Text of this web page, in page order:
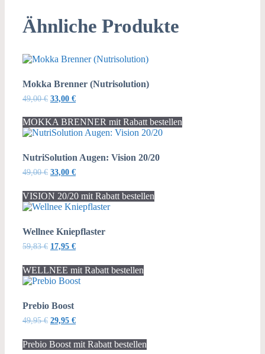
Ähnliche Produkte
Mokka Brenner (Nutrisolution)
49,00€ Ursprünglicher
war:
49,00 €
33,00 €Aktueller
ist:
33,00 €.
MOKKA BRENNER mit Rabatt bestellen
NutriSolution Augen: Vision 20/20
49,00€ Ursprünglicher
war:
49,00 €
33,00 €Aktueller
ist:
33,00 €.
VISION 20/20 mit Rabatt bestellen
Wellnee Kniepflaster
59,83€ Ursprünglicher
war:
59,83 €
17,95 €Aktueller
ist:
17,95 €.
WELLNEE mit Rabatt bestellen
Prebio Boost
49,95€ Ursprünglicher
war:
49,95 €
29,95 €Aktueller
ist:
29,95 €.
Prebio Boost mit Rabatt bestellen